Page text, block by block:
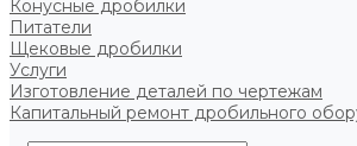
Конусные дробилки
Питатели
Щековые дробилки
Услуги
Изготовление деталей по чертежам
Капитальный ремонт дробильного